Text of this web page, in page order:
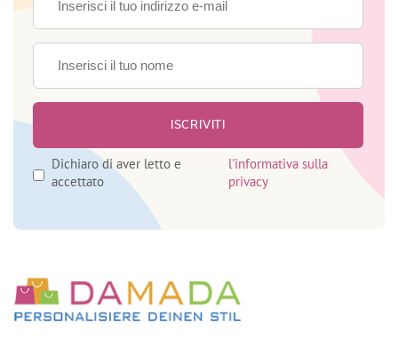
Dichiaro di aver letto e
accettato
l'informativa sulla
privacy